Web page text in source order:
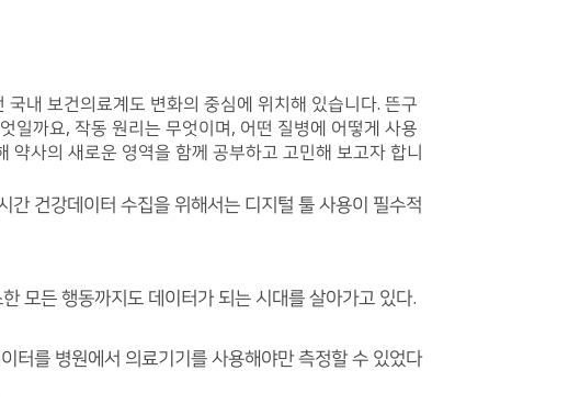
내 보건의료계도 변화의 중심에 위치해 있습니다. 뜬구
일까요, 작동 원리는 무엇이며, 어떤 질병에 어떻게 사용
약사의 새로운 영역을 함께 공부하고 고민해 보고자 합니
건강데이터 수집을 위해서는 디지털 툴 사용이 필수적
모든 행동까지도 데이터가 되는 시대를 살아가고 있다.
터를 병원에서 의료기기를 사용해야만 측정할 수 있었다